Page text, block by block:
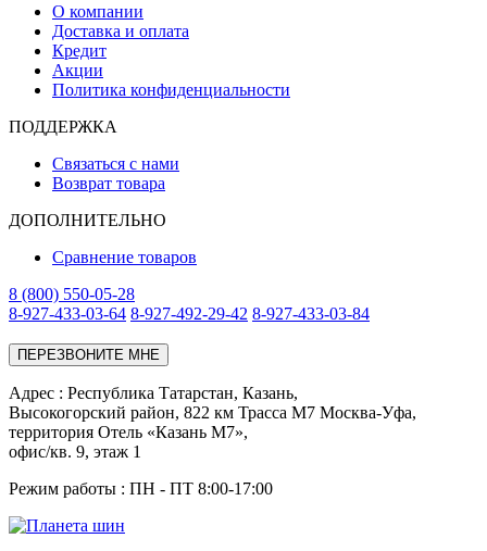
О компании
Доставка и оплата
Кредит
Акции
Политика конфиденциальности
ПОДДЕРЖКА
Связаться с нами
Возврат товара
ДОПОЛНИТЕЛЬНО
Сравнение товаров
8 (800) 550-05-28
8-927-433-03-64 8-927-492-29-42 8-927-433-03-84
ПЕРЕЗВОНИТЕ МНЕ
Адреc : Республика Татарстан, Казань,
Высокогорский район, 822 км Трасса М7 Москва-Уфа,
территория Отель «Казань М7»,
офис/кв. 9, этаж 1
Режим работы : ПН - ПТ 8:00-17:00